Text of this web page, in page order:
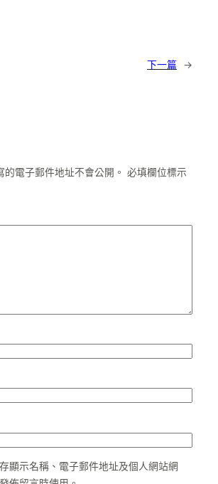
下一篇 →
的電子郵件地址不會公開。 必填欄位標示
顯示名稱、電子郵件地址及個人網站網